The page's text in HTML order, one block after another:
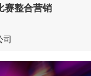
赛整合营销
司